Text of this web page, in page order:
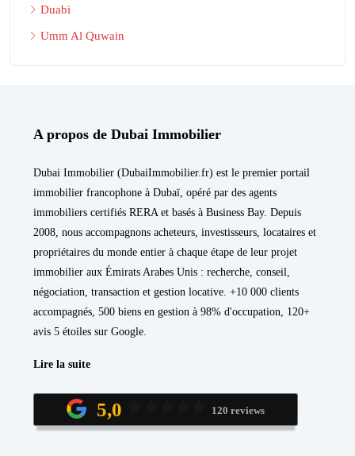
Duabi
Umm Al Quwain
A propos de Dubai Immobilier
Dubai Immobilier (DubaiImmobilier.fr) est le premier portail
immobilier francophone à Dubaï, opéré par des agents
immobiliers certifiés RERA et basés à Business Bay. Depuis
2008, nous accompagnons acheteurs, investisseurs, locataires et
propriétaires du monde entier à chaque étape de leur projet
immobilier aux Émirats Arabes Unis : recherche, conseil,
négociation, transaction et gestion locative. +10 000 clients
accompagnés, 500 biens en gestion à 98% d'occupation, 120+
avis 5 étoiles sur Google.
Lire la suite
5,0 120 reviews